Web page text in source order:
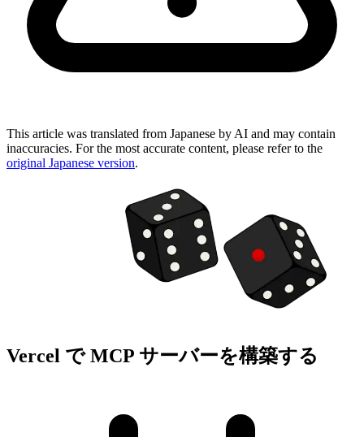
This article was translated from Japanese by AI and may contain
inaccuracies. For the most accurate content, please refer to the
original Japanese version.
Vercel で MCP サーバーを構築する